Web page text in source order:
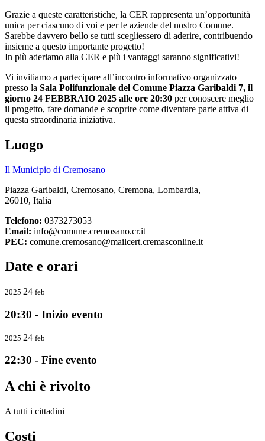
Grazie a queste caratteristiche, la CER rappresenta un’opportunità
unica per ciascuno di voi e per le aziende del nostro Comune.
Sarebbe davvero bello se tutti scegliessero di aderire, contribuendo
insieme a questo importante progetto!
In più aderiamo alla CER e più i vantaggi saranno significativi!
Vi invitiamo a partecipare all’incontro informativo organizzato
presso la Sala Polifunzionale del Comune Piazza Garibaldi 7, il
giorno 24 FEBBRAIO 2025 alle ore 20:30 per conoscere meglio
il progetto, fare domande e scoprire come diventare parte attiva di
questa straordinaria iniziativa.
Luogo
Il Municipio di Cremosano
Piazza Garibaldi, Cremosano, Cremona, Lombardia,
26010, Italia
Telefono: 0373273053
Email: info@comune.cremosano.cr.it
PEC: comune.cremosano@mailcert.cremasconline.it
Date e orari
2025 24 feb
20:30 - Inizio evento
2025 24 feb
22:30 - Fine evento
A chi è rivolto
A tutti i cittadini
Costi